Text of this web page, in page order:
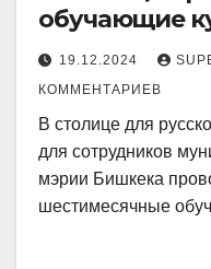
обучающие
19.12.2024
КОММЕНТАРИЕВ
В столице для
для сотрудников
мэрии Бишкека
шестимесячные